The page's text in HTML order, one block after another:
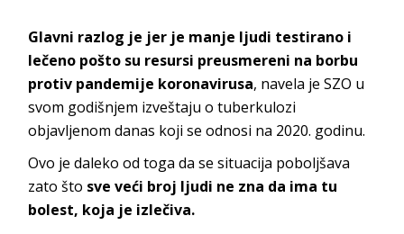
Glavni razlog je jer je manje ljudi testirano i
lečeno pošto su resursi preusmereni na borbu
protiv pandemije koronavirusa, navela je SZO u
svom godišnjem izveštaju o tuberkulozi
objavljenom danas koji se odnosi na 2020. godinu.
Ovo je daleko od toga da se situacija poboljšava
zato što sve veći broj ljudi ne zna da ima tu
bolest, koja je izlečiva.